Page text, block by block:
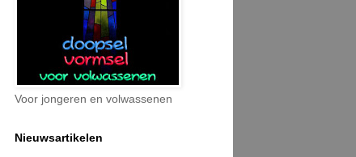
Voor jongeren en volwassenen
Nieuwsartikelen